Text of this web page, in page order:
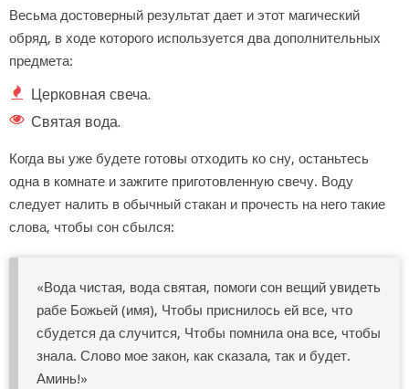
Весьма достоверный результат дает и этот магический
обряд, в ходе которого используется два дополнительных
предмета:
Церковная свеча.
Святая вода.
Когда вы уже будете готовы отходить ко сну, останьтесь
одна в комнате и зажгите приготовленную свечу. Воду
следует налить в обычный стакан и прочесть на него такие
слова, чтобы сон сбылся:
«Вода чистая, вода святая, помоги сон вещий увидеть
рабе Божьей (имя), Чтобы приснилось ей все, что
сбудется да случится, Чтобы помнила она все, чтобы
знала. Слово мое закон, как сказала, так и будет.
Аминь!»